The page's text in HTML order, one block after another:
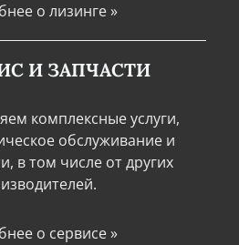
о лизинге »
И ЗАПЧАСТИ
комплексные услуги,
обслуживание и
в том числе от других
о сервисе »